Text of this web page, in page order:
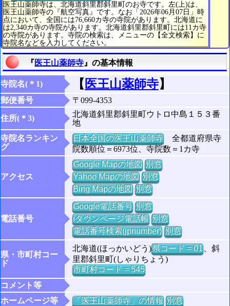
医王山薬師寺は、北海道斜里郡斜里町のお寺です。左(上)は、
医王山薬師寺の『航空写真』です。なお「2026年06月07日」時
点において、全国には76,660カ寺の寺院があります。北海道に
は2,340カ寺の寺院があります。北海道斜里郡斜里町には11カ寺
の寺院があります。寺院の検索は、メニューの【全文検索】に
寺院名などを入力してください。
『 医王山薬師寺 』の基本情報
寺院名(＊1) 【 医王山薬師寺】
郵便番号 〒099-4353
住所(＊3)
北海道斜里郡斜里町ウトロ中島１５３番
地
寺院名ランキン
グ
日本全国の医王山薬師寺全都道府県寺
院数順位＝6973位、寺院数＝1カ寺
アクセス
Google Mapの地図 別窓
Yahoo Mapの地図 別窓
Bing Mapの地図 別窓
電話番号
Google電話番号 別窓
iタウンページ電話帳 別窓
電話番号検索(jpnumber) 別窓
県・市町村コー
ド
北海道(ほっかいどう)県コード = 01、斜
里郡斜里町(しゃりちょう)
市町村コード = 545
コメント等
ホームページ等
「医王山薬師寺」の情報 別窓